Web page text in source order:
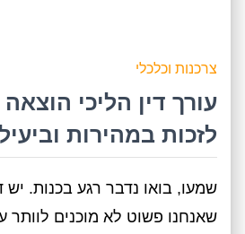
צרכנות וכלכלי
עורך דין הליכי
לזכות במהירות
שמעו, בואו נדבר רגע בכנות. יש
שאנחנו פשוט לא מוכנים